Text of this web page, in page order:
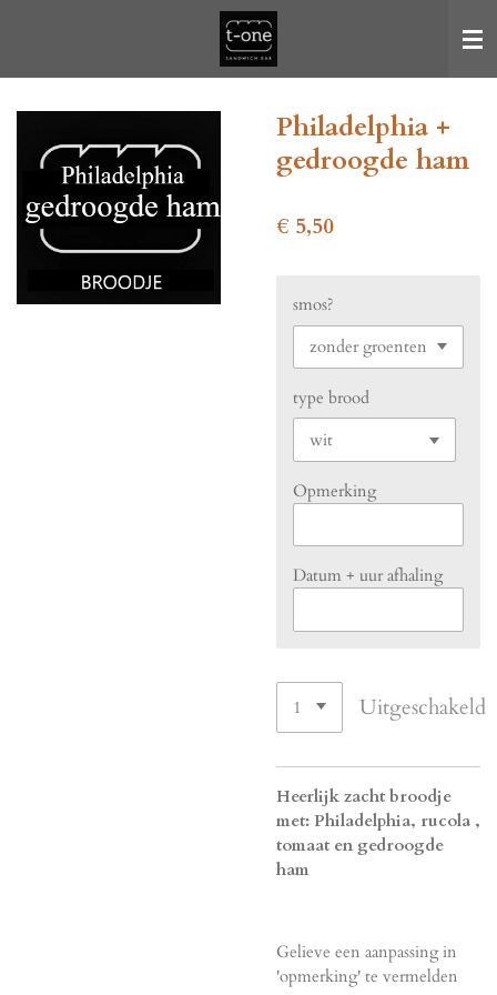
Philadelphia +
gedroogde ham
€ 5,50
smos?
type brood
Opmerking
Datum + uur afhaling
Uitgeschakeld
Heerlijk zacht broodje
met: Philadelphia, rucola ,
tomaat en gedroogde
ham
Gelieve een aanpassing in
'opmerking' te vermelden